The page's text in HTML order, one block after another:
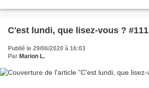
C'est lundi, que lisez-vous ? #111
Publié le 29/06/2020 à 16:03
Par Marion L.